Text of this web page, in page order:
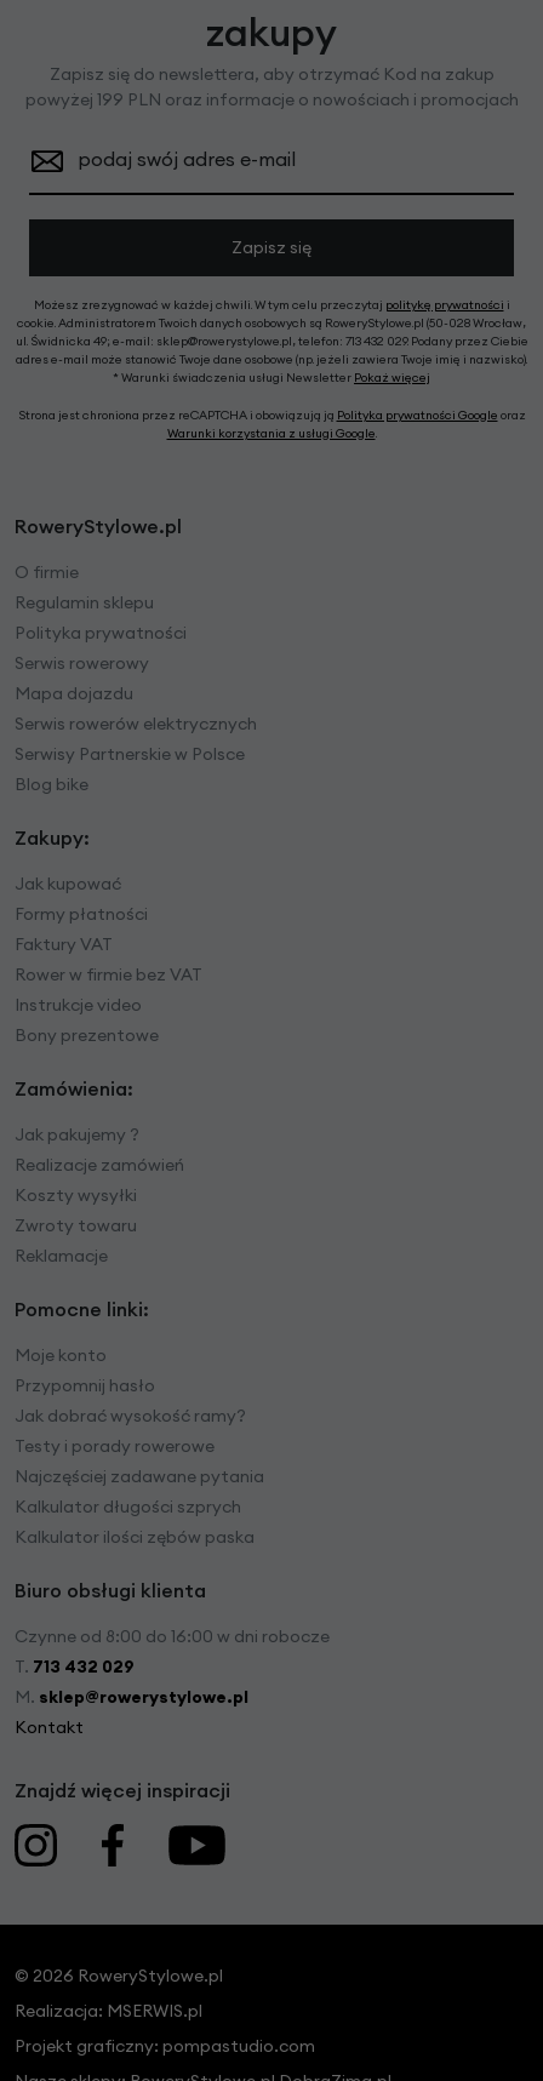
zakupy
Zapisz się do newslettera, aby otrzymać Kod na zakup
powyżej 199 PLN oraz informacje o nowościach i promocjach
podaj swój adres e-mail
Zapisz się
Możesz zrezygnować w każdej chwili. W tym celu przeczytaj politykę prywatności i
cookie. Administratorem Twoich danych osobowych są RoweryStylowe.pl (50-028 Wrocław,
ul. Świdnicka 49; e-mail: sklep@rowerystylowe.pl, telefon: 713 432 029. Podany przez Ciebie
adres e-mail może stanowić Twoje dane osobowe (np. jeżeli zawiera Twoje imię i nazwisko).
* Warunki świadczenia usługi Newsletter Pokaż więcej
Strona jest chroniona przez reCAPTCHA i obowiązują ją Polityka prywatności Google oraz
Warunki korzystania z usługi Google.
RoweryStylowe.pl
O firmie
Regulamin sklepu
Polityka prywatności
Serwis rowerowy
Mapa dojazdu
Serwis rowerów elektrycznych
Serwisy Partnerskie w Polsce
Blog bike
Zakupy:
Jak kupować
Formy płatności
Faktury VAT
Rower w firmie bez VAT
Instrukcje video
Bony prezentowe
Zamówienia:
Jak pakujemy ?
Realizacje zamówień
Koszty wysyłki
Zwroty towaru
Reklamacje
Pomocne linki:
Moje konto
Przypomnij hasło
Jak dobrać wysokość ramy?
Testy i porady rowerowe
Najczęściej zadawane pytania
Kalkulator długości szprych
Kalkulator ilości zębów paska
Biuro obsługi klienta
Czynne od 8:00 do 16:00 w dni robocze
T. 713 432 029
M. sklep@rowerystylowe.pl
Kontakt
Znajdź więcej inspiracji
© 2026 RoweryStylowe.pl
Realizacja: MSERWIS.pl
Projekt graficzny: pompastudio.com